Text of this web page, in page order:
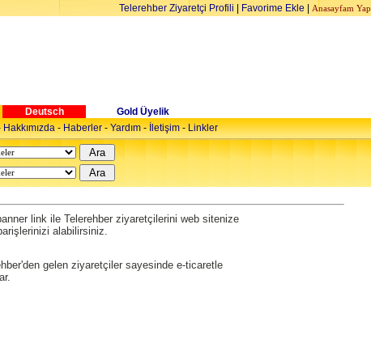
Telerehber Ziyaretçi Profili Favorime Ekle Anasayfam Yap
Deutsch Gold Üyelik
Hakkımızda-Haberler-Yardım-İletişim-Linkler
link ile Telerehber ziyaretçilerini web sitenize
alabilirsiniz.
gelen ziyaretçiler sayesinde e-ticaretle